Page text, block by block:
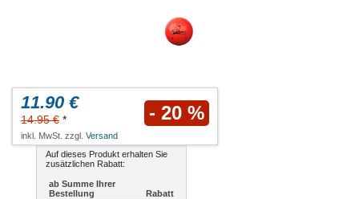
11.90 €
14.95 € * - 20 %
inkl. MwSt. zzgl. Versand
Auf dieses Produkt erhalten Sie
zusätzlichen Rabatt:
ab Summe Ihrer
Bestellung
Rabatt